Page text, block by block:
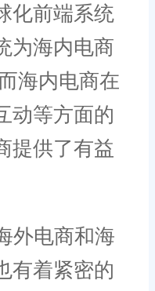
化前端系统
为海内电商
海内电商在
动等方面的
提供了有益
外电商和海
有着紧密的